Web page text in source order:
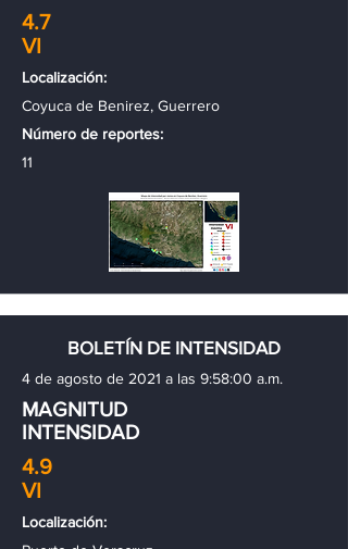
4.7
VI
Localización:
Coyuca de Benirez, Guerrero
Número de reportes:
11
BOLETÍN DE INTENSIDAD
4 de agosto de 2021 a las 9:58:00 a.m.
MAGNITUD
INTENSIDAD
4.9
VI
Localización: